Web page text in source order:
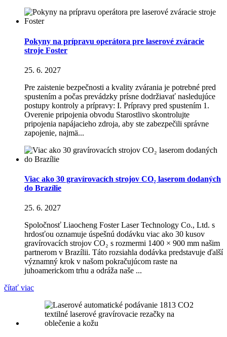
Pokyny na prípravu operátora pre laserové zváracie
stroje Foster
25. 6. 2027
Pre zaistenie bezpečnosti a kvality zvárania je potrebné pred
spustením a počas prevádzky prísne dodržiavať nasledujúce
postupy kontroly a prípravy: I. Prípravy pred spustením 1.
Overenie pripojenia obvodu Starostlivo skontrolujte
pripojenia napájacieho zdroja, aby ste zabezpečili správne
zapojenie, najmä...
Viac ako 30 gravírovacích strojov CO₂ laserom dodaných
do Brazílie
25. 6. 2027
Spoločnosť Liaocheng Foster Laser Technology Co., Ltd. s
hrdosťou oznamuje úspešnú dodávku viac ako 30 kusov
gravírovacích strojov CO₂ s rozmermi 1400 × 900 mm našim
partnerom v Brazílii. Táto rozsiahla dodávka predstavuje ďalší
významný krok v našom pokračujúcom raste na
juhoamerickom trhu a odráža naše ...
čítať viac